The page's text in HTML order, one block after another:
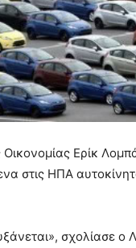
Ερίκ
στις ΗΠΑ
σχολίασε